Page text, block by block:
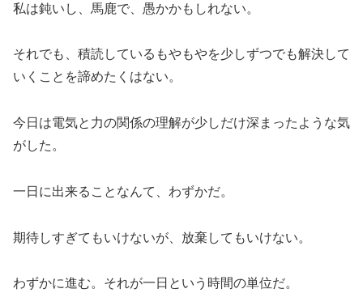
私は鈍いし、馬鹿で、愚かかもしれない。
それでも、積読しているもやもやを少しずつでも解決して
いくことを諦めたくはない。
今日は電気と力の関係の理解が少しだけ深まったような気
がした。
一日に出来ることなんて、わずかだ。
期待しすぎてもいけないが、放棄してもいけない。
わずかに進む。それが一日という時間の単位だ。